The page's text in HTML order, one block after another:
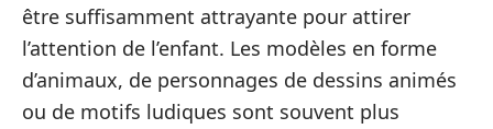
être suffisamment attrayante pour attirer
l’attention de l’enfant. Les modèles en forme
d’animaux, de personnages de dessins animés
ou de motifs ludiques sont souvent plus